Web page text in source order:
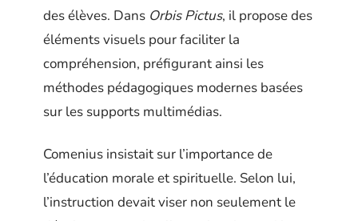
des élèves. Dans Orbis Pictus, il propose des
éléments visuels pour faciliter la
compréhension, préfigurant ainsi les
méthodes pédagogiques modernes basées
sur les supports multimédias.
Comenius insistait sur l’importance de
l’éducation morale et spirituelle. Selon lui,
l’instruction devait viser non seulement le